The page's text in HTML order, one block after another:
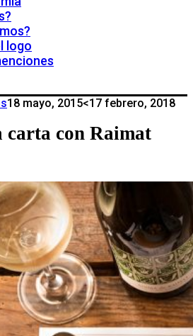
logo
18 mayo, 2015<17 febrero, 2018
carta con Raimat